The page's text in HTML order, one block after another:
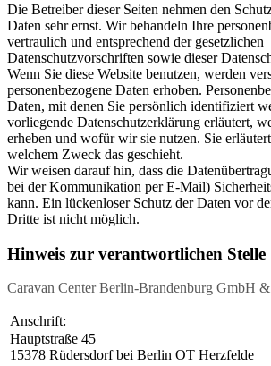
Die Betreiber dieser Seiten nehmen den
Daten sehr ernst. Wir behandeln Ihre
vertraulich und entsprechend der gesetzlichen
Datenschutzvorschriften sowie dieser
Wenn Sie diese Website benutzen, werden
personenbezogene Daten erhoben.
Daten, mit denen Sie persönlich identifiziert
vorliegende Datenschutzerklärung erläutert,
erheben und wofür wir sie nutzen. Sie
welchem Zweck das geschieht.
Wir weisen darauf hin, dass die
bei der Kommunikation per E-Mail)
kann. Ein lückenloser Schutz der Daten vor
Dritte ist nicht möglich.
Hinweis zur verantwortlichen Stelle
Caravan Center Berlin-Brandenburg GmbH
Anschrift:
Hauptstraße 45
15378 Rüdersdorf bei Berlin OT Herzfelde